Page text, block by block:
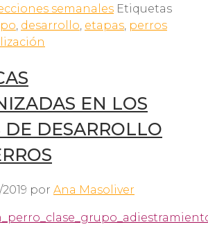
semanales Etiquetas
, desarrollo, etapas, perros
EN LOS
DE DESARROLLO
2019 por Ana Masoliver